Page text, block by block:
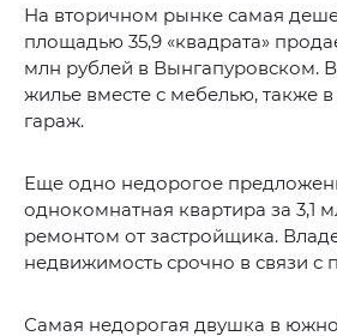
На вторичном рынке самая
площадью 35,9 «квадрата»
млн рублей в Вынгапуровском.
жилье вместе с мебелью, также в
гараж.
Еще одно недорогое
однокомнатная квартира за 3,1
ремонтом от застройщика.
недвижимость срочно в связи с
Самая недорогая двушка в